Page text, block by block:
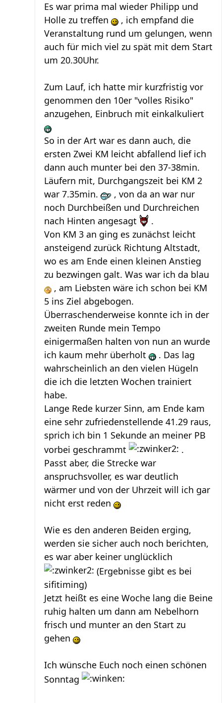
Es war prima mal wieder Philipp und
Holle zu treffen
, ich empfand die
Veranstaltung rund um gelungen, wenn
auch für mich viel zu spät mit dem Start
um 20.30Uhr.
Zum Lauf, ich hatte mir kurzfristig vor
genommen den 10er "volles Risiko"
anzugehen, Einbruch mit einkalkuliert
So in der Art war es dann auch, die
ersten Zwei KM leicht abfallend lief ich
dann auch munter bei den 37-38min.
Läufern mit, Durchgangszeit bei KM 2
war 7.35min.
, von da an war nur
noch Durchbeißen und Durchreichen
nach Hinten angesagt
.
Von KM 3 an ging es zunächst leicht
ansteigend zurück Richtung Altstadt,
wo es am Ende einen kleinen Anstieg
zu bezwingen galt. Was war ich da blau
, am Liebsten wäre ich schon bei KM
5 ins Ziel abgebogen.
Überraschenderweise konnte ich in der
zweiten Runde mein Tempo
einigermaßen halten von nun an wurde
ich kaum mehr überholt
. Das lag
wahrscheinlich an den vielen Hügeln
die ich die letzten Wochen trainiert
habe.
Lange Rede kurzer Sinn, am Ende kam
eine sehr zufriedenstellende 41.29 raus,
sprich ich bin 1 Sekunde an meiner PB
vorbei geschrammt
.
Passt aber, die Strecke war
anspruchsvoller, es war deutlich
wärmer und von der Uhrzeit will ich gar
nicht erst reden
Wie es den anderen Beiden erging,
werden sie sicher auch noch berichten,
es war aber keiner unglücklich
(Ergebnisse gibt es bei
sifitiming)
Jetzt heißt es eine Woche lang die Beine
ruhig halten um dann am Nebelhorn
frisch und munter an den Start zu
gehen
Ich wünsche Euch noch einen schönen
Sonntag